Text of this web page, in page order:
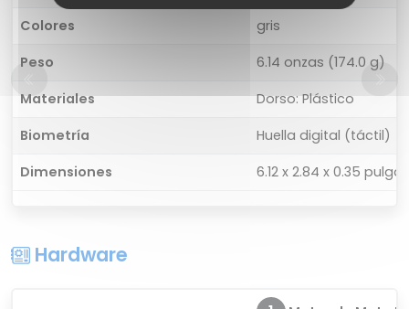
Colores
gris
Peso
6.14 onzas (174.0 g)
Materiales
Dorso: Plástico
Biometría
Huella digital (táctil)
Dimensiones
6.12 x 2.84 x 0.35
Hardware